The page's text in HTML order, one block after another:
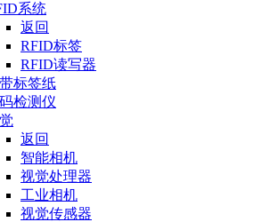
系统
返回
RFID标签
RFID读写器
标签纸
检测仪
返回
智能相机
视觉处理器
工业相机
视觉传感器